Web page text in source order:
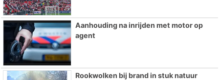
Aanhouding na inrijden met motor op
agent
Rookwolken bij brand in stuk natuur